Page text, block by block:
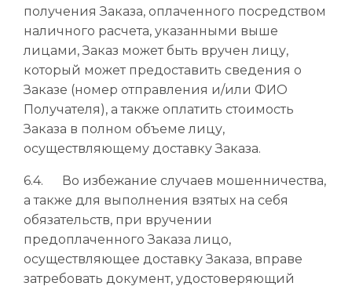
получения Заказа, оплаченного посредством
наличного расчета, указанными выше
лицами, Заказ может быть вручен лицу,
который может предоставить сведения о
Заказе (номер отправления и/или ФИО
Получателя), а также оплатить стоимость
Заказа в полном объеме лицу,
осуществляющему доставку Заказа.
6.4. Во избежание случаев мошенничества,
а также для выполнения взятых на себя
обязательств, при вручении
предоплаченного Заказа лицо,
осуществляющее доставку Заказа, вправе
затребовать документ, удостоверяющий